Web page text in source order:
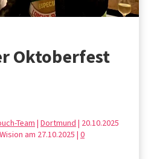
Oktoberfest
Team | Dortmund | 20.10.2025
am 27.10.2025 | 0